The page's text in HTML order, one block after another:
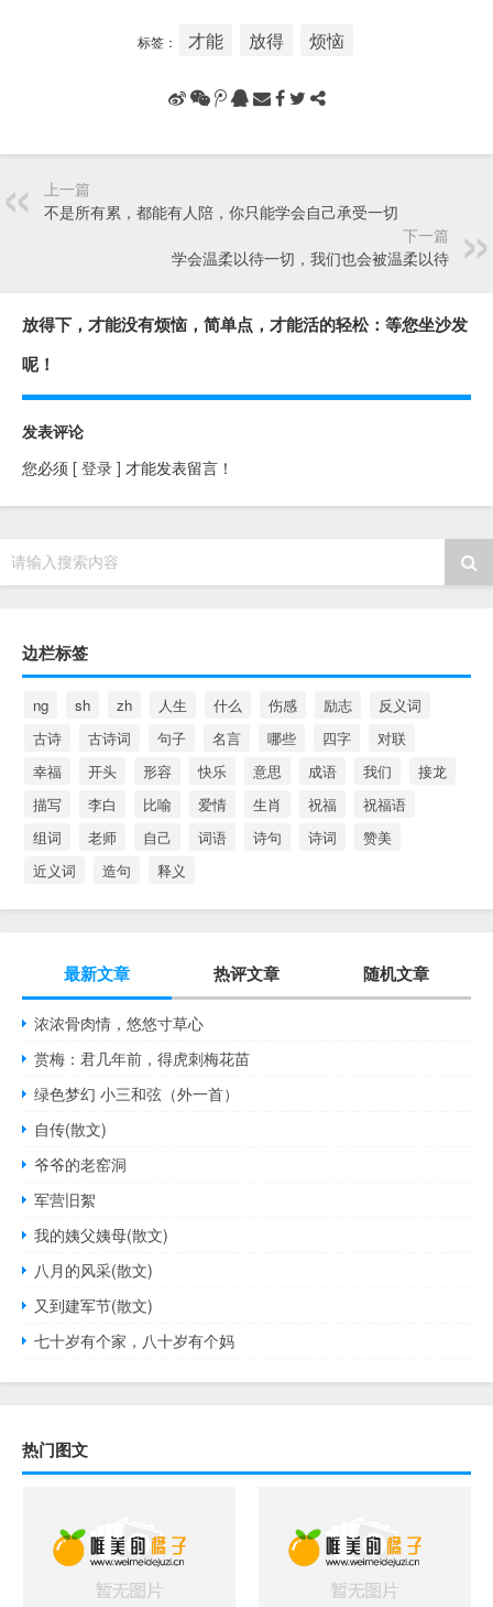
标签： 才能 放得 烦恼
上一篇
不是所有累，都能有人陪，你只能学会自己承受一切
下一篇
学会温柔以待一切，我们也会被温柔以待
放得下，才能没有烦恼，简单点，才能活的轻松：等您坐沙发
呢！
发表评论
您必须 [ 登录 ] 才能发表留言！
请输入搜索内容
边栏标签
ng sh zh 人生 什么 伤感 励志
反义词
古诗
古诗词 句子 名言 哪些 四字
对联
幸福
开头 形容 快乐 意思 成语 我们
接龙
描写
李白 比喻 爱情 生肖 祝福
祝福语
组词
老师 自己 词语 诗句 诗词
赞美
近义词
造句 释义
最新文章 热评文章 随机文章
浓浓骨肉情，悠悠寸草心
赏梅：君几年前，得虎刺梅花苗
绿色梦幻 小三和弦（外一首）
自传(散文)
爷爷的老窑洞
军营旧絮
我的姨父姨母(散文)
八月的风采(散文)
又到建军节(散文)
七十岁有个家，八十岁有个妈
热门图文